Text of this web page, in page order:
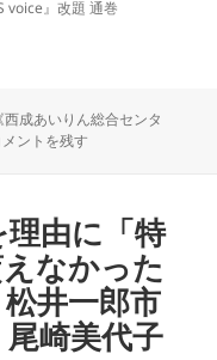
voice』改題 通巻
カ《西成あいりん総合センタ
阪IR・カジノで大阪がつぶれ
メントを残す
由に「特
なかった
井一郎市
崎美代子